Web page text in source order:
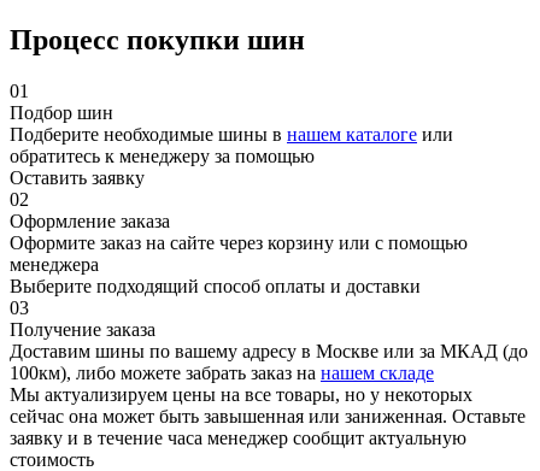
Процесс покупки шин
01
Подбор шин
Подберите необходимые шины в нашем каталоге или
обратитесь к менеджеру за помощью
Оставить заявку
02
Оформление заказа
Оформите заказ на сайте через корзину или с помощью
менеджера
Выберите подходящий способ оплаты и доставки
03
Получение заказа
Доставим шины по вашему адресу в Москве или за МКАД (до
100км), либо можете забрать заказ на нашем складе
Мы актуализируем цены на все товары, но у некоторых
сейчас она может быть завышенная или заниженная. Оставьте
заявку и в течение часа менеджер сообщит актуальную
стоимость